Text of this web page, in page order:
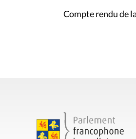
Compte rendu de